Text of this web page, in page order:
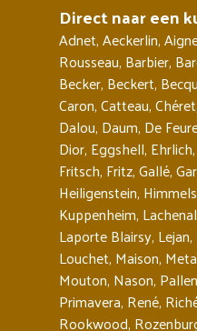
Direct naar een
Adnet,Aeckerlin,
Rousseau, Barbier,
Becker, Beckert,
Caron,Catteau,Chéret
Dalou, Daum, De
Dior, Eggshell, Ehrlich,
Fritsch, Fritz,Gallé,
Heiligenstein,
Kuppenheim, Lachenal
Laporte Blairsy, Lejan,
Louchet, Maison,
Mouton, Nason,
Primavera, René,
Rookwood,